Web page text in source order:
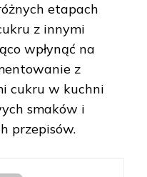
etapach
z innymi
wpłynąć na
z
cukru w kuchni
smaków i
przepisów.